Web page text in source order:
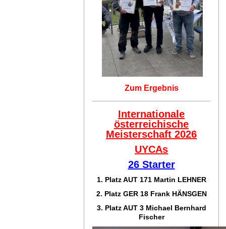
Zum Ergebnis
Internationale
österreichische
Meisterschaft 2026
UYCAs
26 Starter
1. Platz AUT 171 Martin LEHNER
2. Platz GER 18 Frank HÄNSGEN
3. Platz AUT 3 Michael Bernhard
Fischer